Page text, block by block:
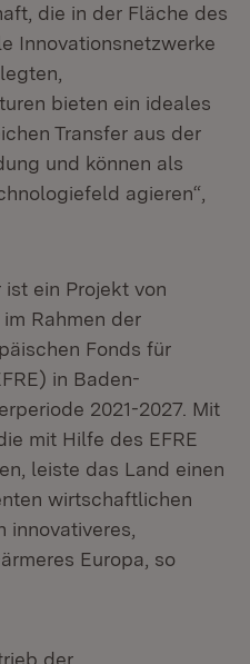
die in der Fläche des
Innovationsnetzwerke
bieten ein ideales
Transfer aus der
und können als
agieren“,
ein Projekt von
Rahmen der
Fonds für
in Baden-
2021-2027. Mit
mit Hilfe des EFRE
leiste das Land einen
wirtschaftlichen
innovativeres,
Europa, so
der